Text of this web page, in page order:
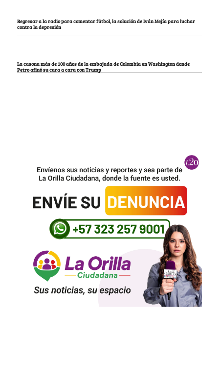
Regresar a la radio para comentar fútbol, la solución de Iván Mejía para luchar
contra la depresión
La casona más de 100 años de la embajada de Colombia en Washington donde
Petro afinó su cara a cara con Trump